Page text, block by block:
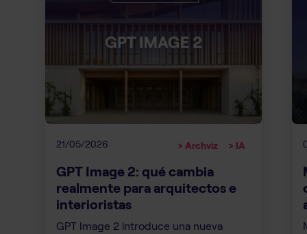
21/05/2026 > IA
> Archviz
GPT Image 2: qué cambia
realmente para arquitectos e
interioristas
GPT Image 2 introduce una nueva